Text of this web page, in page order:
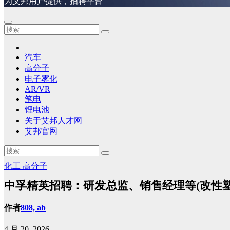
汽车
高分子
电子雾化
AR/VR
笔电
锂电池
关于艾邦人才网
艾邦官网
化工 高分子
中孚精英招聘：研发总监、销售经理等(改性
作者808, ab